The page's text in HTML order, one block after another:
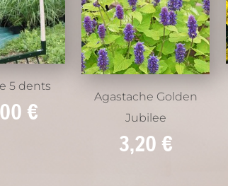
5 dents
€
Agastache Golden
Jubilee
3,20 €